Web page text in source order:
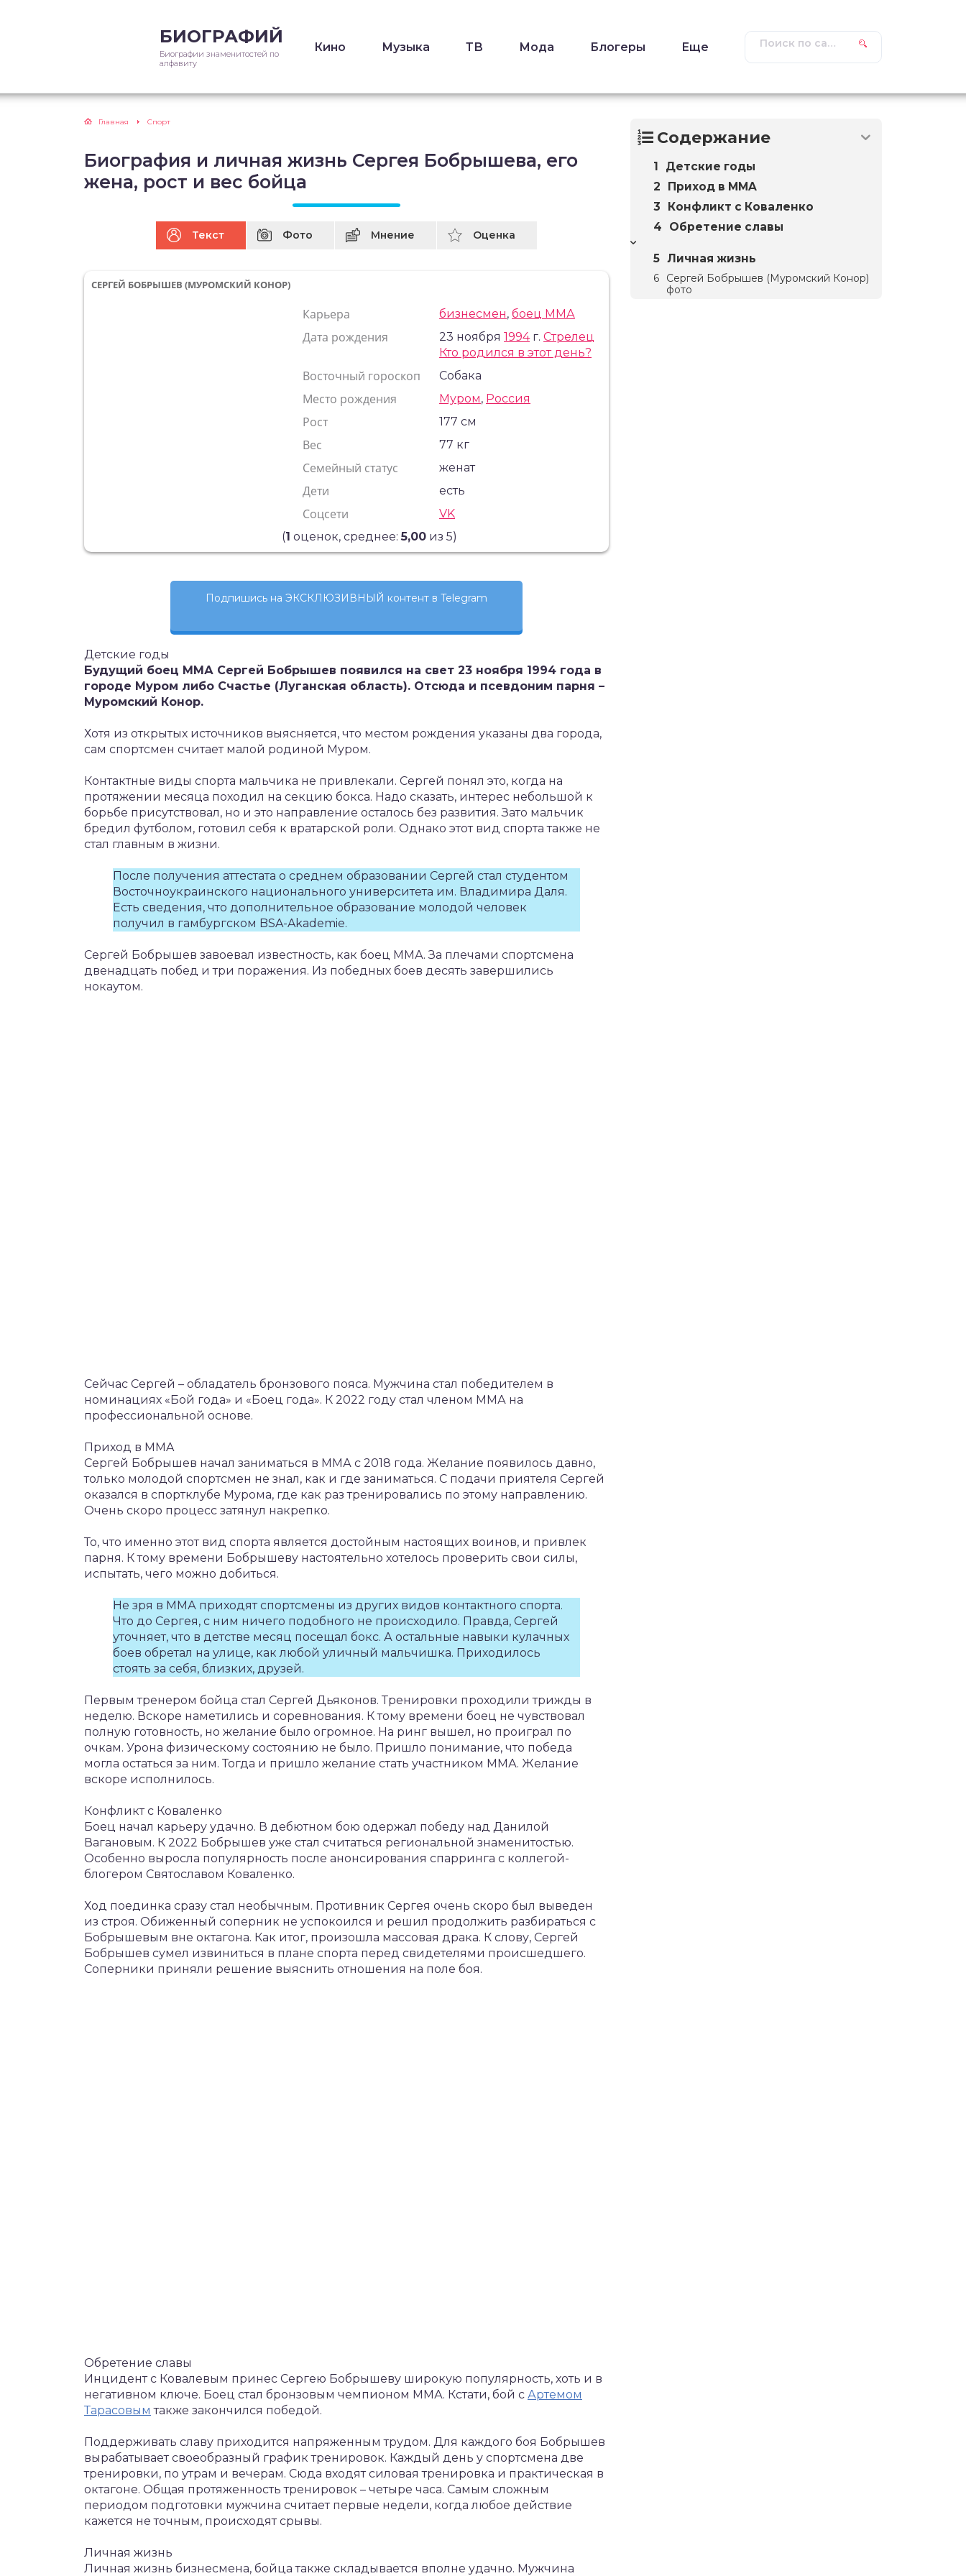
БИОГРАФИЙ
Биографии знаменитостей по
алфавиту
Кино Музыка ТВ Мода Блогеры Еще
Главная Спорт
Биография и личная жизнь Сергея Бобрышева, его
жена, рост и вес бойца
Текст Фото Мнение Оценка
СЕРГЕЙ БОБРЫШЕВ (МУРОМСКИЙ КОНОР)
Карьера бизнесмен,боец ММА
Дата рождения 23 ноября1994г.Стрелец
Кто родился в этот день?
Восточный гороскоп Собака
Место рождения Муром, Россия
Рост 177 см
Вес 77 кг
Семейный статус женат
Дети есть
Соцсети
VK
(1 оценок, среднее:5,00 из 5)
Подпишись на ЭКСКЛЮЗИВНЫЙ контент в Telegram
Детские годы
Будущий боец ММА Сергей Бобрышев появился на свет 23 ноября 1994 года в
городе Муром либо Счастье (Луганская область). Отсюда и псевдоним парня –
Муромский Конор.
Хотя из открытых источников выясняется, что местом рождения указаны два города,
сам спортсмен считает малой родиной Муром.
Контактные виды спорта мальчика не привлекали. Сергей понял это, когда на
протяжении месяца походил на секцию бокса. Надо сказать, интерес небольшой к
борьбе присутствовал, но и это направление осталось без развития. Зато мальчик
бредил футболом, готовил себя к вратарской роли. Однако этот вид спорта также не
стал главным в жизни.
После получения аттестата о среднем образовании Сергей стал студентом
Восточноукраинского национального университета им. Владимира Даля.
Есть сведения, что дополнительное образование молодой человек
получил в гамбургском BSA-Akademie.
Сергей Бобрышев завоевал известность, как боец ММА. За плечами спортсмена
двенадцать побед и три поражения. Из победных боев десять завершились
нокаутом.
Сейчас Сергей – обладатель бронзового пояса. Мужчина стал победителем в
номинациях «Бой года» и «Боец года». К 2022 году стал членом ММА на
профессиональной основе.
Приход в MMA
Сергей Бобрышев начал заниматься в ММА с 2018 года. Желание появилось давно,
только молодой спортсмен не знал, как и где заниматься. С подачи приятеля Сергей
оказался в спортклубе Мурома, где как раз тренировались по этому направлению.
Очень скоро процесс затянул накрепко.
То, что именно этот вид спорта является достойным настоящих воинов, и привлек
парня. К тому времени Бобрышеву настоятельно хотелось проверить свои силы,
испытать, чего можно добиться.
Не зря в ММА приходят спортсмены из других видов контактного спорта.
Что до Сергея, с ним ничего подобного не происходило. Правда, Сергей
уточняет, что в детстве месяц посещал бокс. А остальные навыки кулачных
боев обретал на улице, как любой уличный мальчишка. Приходилось
стоять за себя, близких, друзей.
Первым тренером бойца стал Сергей Дьяконов. Тренировки проходили трижды в
неделю. Вскоре наметились и соревнования. К тому времени боец не чувствовал
полную готовность, но желание было огромное. На ринг вышел, но проиграл по
очкам. Урона физическому состоянию не было. Пришло понимание, что победа
могла остаться за ним. Тогда и пришло желание стать участником ММА. Желание
вскоре исполнилось.
Конфликт с Коваленко
Боец начал карьеру удачно. В дебютном бою одержал победу над Данилой
Вагановым. К 2022 Бобрышев уже стал считаться региональной знаменитостью.
Особенно выросла популярность после анонсирования спарринга с коллегой-
блогером Святославом Коваленко.
Ход поединка сразу стал необычным. Противник Сергея очень скоро был выведен
из строя. Обиженный соперник не успокоился и решил продолжить разбираться с
Бобрышевым вне октагона. Как итог, произошла массовая драка. К слову, Сергей
Бобрышев сумел извиниться в плане спорта перед свидетелями происшедшего.
Соперники приняли решение выяснить отношения на поле боя.
Обретение славы
Инцидент с Ковалевым принес Сергею Бобрышеву широкую популярность, хоть и в
негативном ключе. Боец стал бронзовым чемпионом ММА. Кстати, бой с Артемом
Тарасовым также закончился победой.
Поддерживать славу приходится напряженным трудом. Для каждого боя Бобрышев
вырабатывает своеобразный график тренировок. Каждый день у спортсмена две
тренировки, по утрам и вечерам. Сюда входят силовая тренировка и практическая в
октагоне. Общая протяженность тренировок – четыре часа. Самым сложным
периодом подготовки мужчина считает первые недели, когда любое действие
кажется не точным, происходят срывы.
Личная жизнь
Личная жизнь бизнесмена, бойца также складывается вполне удачно. Мужчина
Содержание
Детские годы
Приход в MMA
Конфликт с Коваленко
Обретение славы
Личная жизнь
Сергей Бобрышев (Муромский Конор)
фото